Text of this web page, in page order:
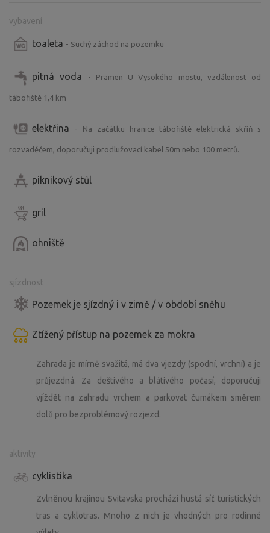
vybavení
toaleta - Suchý záchod na pozemku
pitná voda - Pramen U Vysokého mostu, vzdálenost od
tábořiště 1,4 km
elektřina - Na začátku hranice tábořiště elektrická skříň s
rozvaděčem, doporučuji prodlužovací kabel 50m nebo 100 metrů.
piknikový stůl
gril
ohniště
sjízdnost
Pozemek je sjízdný i v zimě / v období sněhu
Ztížený přístup na pozemek za mokra
Zahrada je mírně svažitá, má dva vjezdy (spodní, vrchní) a je
průjezdná. Za deštivého a blátivého počasí, doporučuji
vjíždět na zahradu vrchem a parkovat čumákem směrem
dolů pro bezproblémový rozjezd.
aktivity
cyklistika
Zvlněnou krajinou Svitavska prochází hustá síť turistických
tras a cyklotras. Mnoho z nich je vhodných pro rodinné